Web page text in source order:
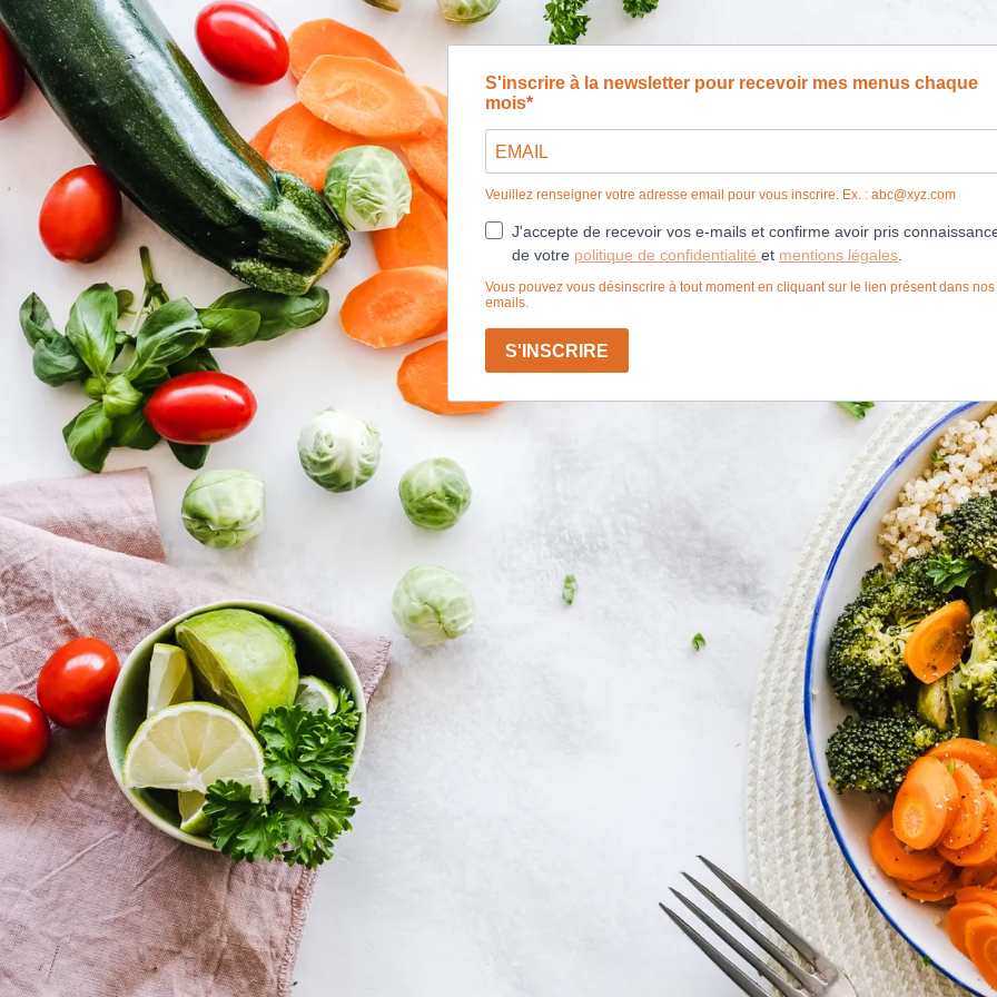
S'inscrire à la newsletter pour recevoir mes menus chaque
mois
Veuillez renseigner votre adresse email pour vous inscrire. Ex. : abc@xyz.com
J'accepte de recevoir vos e-mails et confirme avoir pris
de votre politique de confidentialité et mentions légales
Vous pouvez vous désinscrire à tout moment en cliquant sur le lien présent dans nos
emails.
S'INSCRIRE